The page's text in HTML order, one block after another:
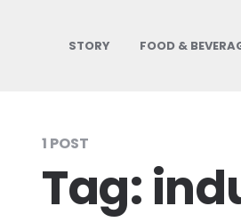
STORY FOOD &
1 POST
Tag: